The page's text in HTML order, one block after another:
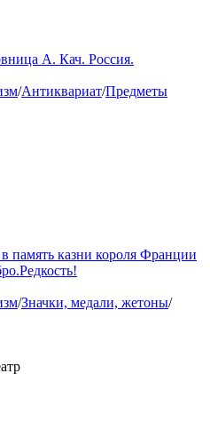
А. Кач. Россия.
/Антиквариат/Предметы
память казни короля Франции
/Значки, медали, жетоны/